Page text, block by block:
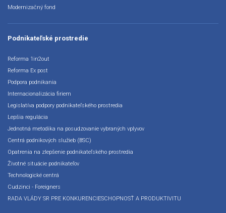
Modernizačný fond
Podnikateľské prostredie
Reforma 1in2out
Reforma Ex post
Podpora podnikania
Internacionalizácia firiem
Legislatíva podpory podnikateľského prostredia
Lepšia regulácia
Jednotná metodika na posudzovanie vybraných vplyvov
Centrá podnikových služieb (BSC)
Opatrenia na zlepšenie podnikateľského prostredia
Životné situácie podnikateľov
Technologické centrá
Cudzinci - Foreigners
RADA VLÁDY SR PRE KONKURENCIESCHOPNOSŤ A PRODUKTIVITU